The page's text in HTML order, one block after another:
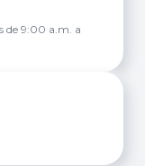
de 9:00 a.m. a